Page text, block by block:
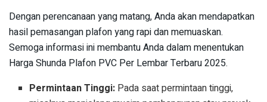
Dengan perencanaan yang matang, Anda akan mendapatkan
hasil pemasangan plafon yang rapi dan memuaskan.
Semoga informasi ini membantu Anda dalam menentukan
Harga Shunda Plafon PVC Per Lembar Terbaru 2025.
Permintaan Tinggi: Pada saat permintaan tinggi,